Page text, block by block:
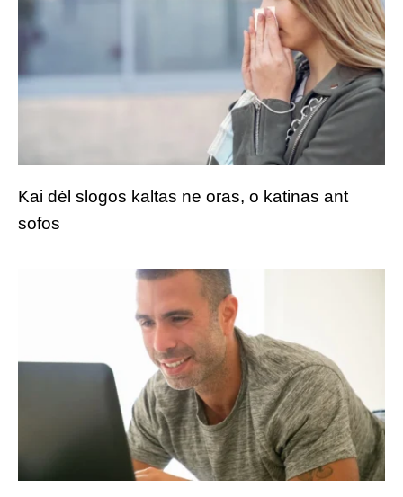
Kai dėl slogos kaltas ne oras, o katinas ant
sofos